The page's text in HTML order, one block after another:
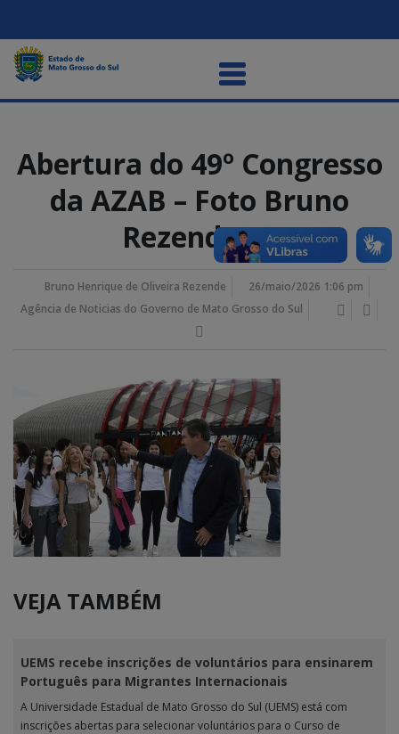
Abertura do 49º Congresso
da AZAB – Foto Bruno
Rezende 12
Bruno Henrique de Oliveira Rezende
26/maio/2026 1:06 pm
Agência de Noticias do Governo de Mato Grosso do Sul
VEJA TAMBÉM
UEMS recebe inscrições de voluntários para ensinarem
Português para Migrantes Internacionais
A Universidade Estadual de Mato Grosso do Sul (UEMS) está com
inscrições abertas para selecionar voluntários para o Curso de